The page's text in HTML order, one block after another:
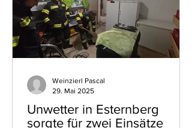
Unwetter in Esternberg
sorgte für zwei Einsätze
Weinzierl Pascal
29. Mai 2025